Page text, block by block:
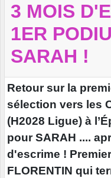
3 MOIS
1ER
SARAH !
Retour sur la
sélection vers les
(H2028 Ligue) à
pour SARAH ....
d'escrime !
FLORENTIN qui